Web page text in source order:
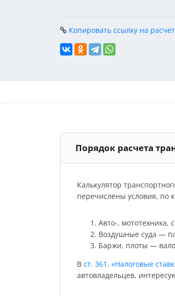
Копировать ссылку на расчет
Порядок расчета
Калькулятор
перечислены условия, по
Авто-, мототехника,
Воздушные суда —
Баржи, плоты —
В ст. 361. «Налоговые
автовладельцев,